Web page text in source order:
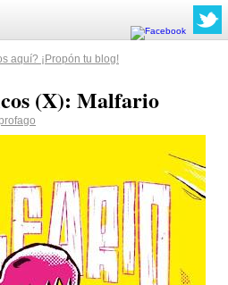
aquí? ¡Propón tu blog!
(X): Malfario